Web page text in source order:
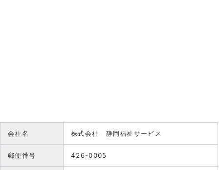
会社名 株式会社 静岡福祉サービス
郵便番号 426-0005